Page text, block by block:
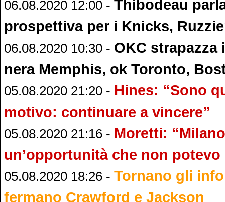
06.08.2020 12:00 - Thibodeau
prospettiva per i Knicks,
06.08.2020 10:30 - OKC strapazza
nera Memphis, ok Toronto,
05.08.2020 21:20 - Hines: “Sono
motivo: continuare a vincere”
05.08.2020 21:16 - Moretti:
un’opportunità che non potevo
05.08.2020 18:26 - Tornano gli
fermano Crawford e Jackson